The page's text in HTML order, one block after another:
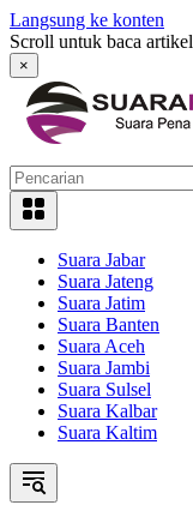
Langsung ke konten
Scroll untuk baca artikel
×
Suara Jabar
Suara Jateng
Suara Jatim
Suara Banten
Suara Aceh
Suara Jambi
Suara Sulsel
Suara Kalbar
Suara Kaltim